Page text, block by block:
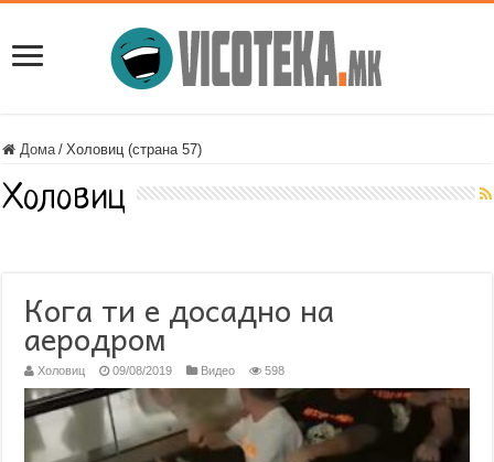
Дома / Холовиц (страна 57)
Холовиц
Кога ти е досадно на
аеродром
Холовиц 09/08/2019 Видео 598